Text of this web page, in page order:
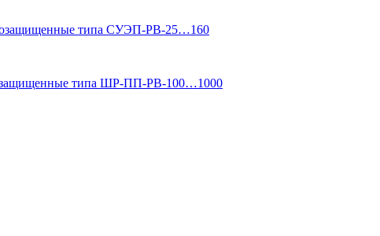
типа СУЭП-РВ-25…160
типа ШР-ПП-РВ-100…1000